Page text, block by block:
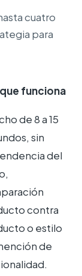
cuatro
para
funciona
de 8 a 15
sin
del
contra
o estilo
de